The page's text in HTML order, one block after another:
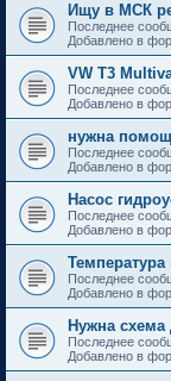
Ищу в МСК
Последнее
Добавлено в
VW T3
Последнее
Добавлено в
нужна
Последнее
Добавлено в
Насос
Последнее
Добавлено в
Последнее
Добавлено в
Нужна схема
Последнее
Добавлено в